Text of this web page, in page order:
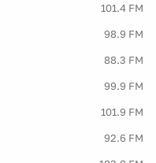
101.4 FM
98.9 FM
88.3 FM
99.9 FM
101.9 FM
92.6 FM